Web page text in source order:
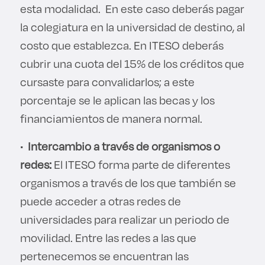
esta modalidad. En este caso deberás pagar
la colegiatura en la universidad de destino, al
costo que establezca. En ITESO deberás
cubrir una cuota del 15% de los créditos que
cursaste para convalidarlos; a este
porcentaje se le aplican las becas y los
financiamientos de manera normal.
• Intercambio a través de organismos o
redes:El ITESO forma parte de diferentes
organismos a través de los que también se
puede acceder a otras redes de
universidades para realizar un periodo de
movilidad. Entre las redes a las que
pertenecemos se encuentran las